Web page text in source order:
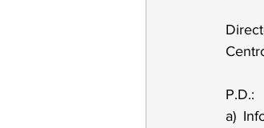
P.D.:
a)